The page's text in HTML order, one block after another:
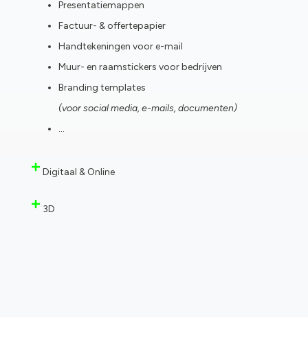
Presentatiemappen
Factuur- & offertepapier
Handtekeningen voor e-mail
Muur- en raamstickers voor bedrijven
Branding templates
(voor social media, e-mails, documenten)
…
Digitaal & Online
3D